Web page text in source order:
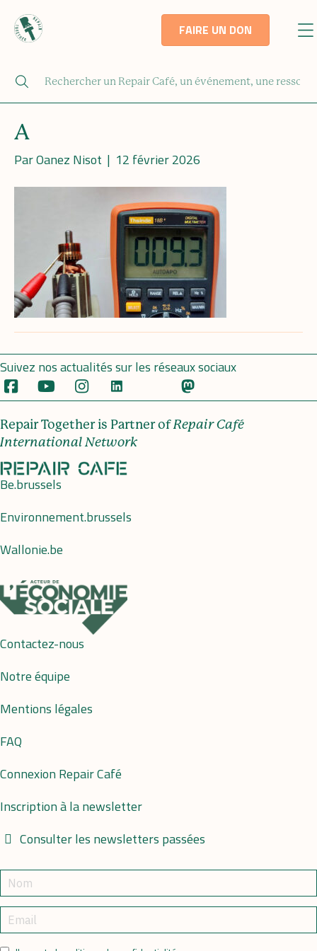
FAIRE UN DON
A
ParOanez Nisot | 12 février 2026
Suivez nos actualités sur les réseaux sociaux
Repair Together is Partner ofRepair Café
International Network
Be.brussels
Environnement.brussels
Wallonie.be
Contactez-nous
Notre équipe
Mentions légales
FAQ
Connexion Repair Café
Inscription à la newsletter
Consulter les newsletters passées